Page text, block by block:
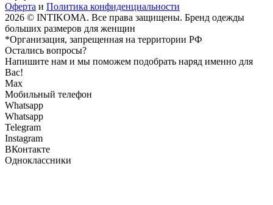
Оферта и Политика конфиденциальности
2026 © INTIKOMA. Все права защищены. Бренд одежды
больших размеров для женщин
*Организация, запрещенная на территории РФ
Остались вопросы?
Напишите нам и мы поможем подобрать наряд именно для
Вас!
Max
Мобильный телефон
Whatsapp
Whatsapp
Telegram
Instagram
ВКонтакте
Одноклассники